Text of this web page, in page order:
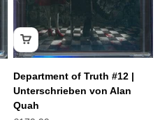
Department of Truth #12 |
Unterschrieben von Alan
Quah